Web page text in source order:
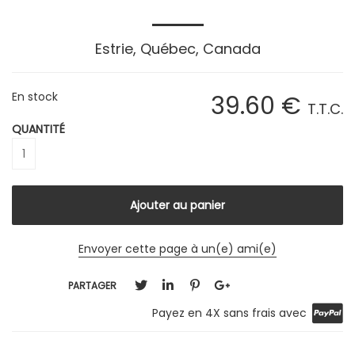
Estrie, Québec, Canada
39.60 € T.T.C.
En stock
QUANTITÉ
Envoyer cette page à un(e) ami(e)
PARTAGER
Payez en 4X sans frais avec